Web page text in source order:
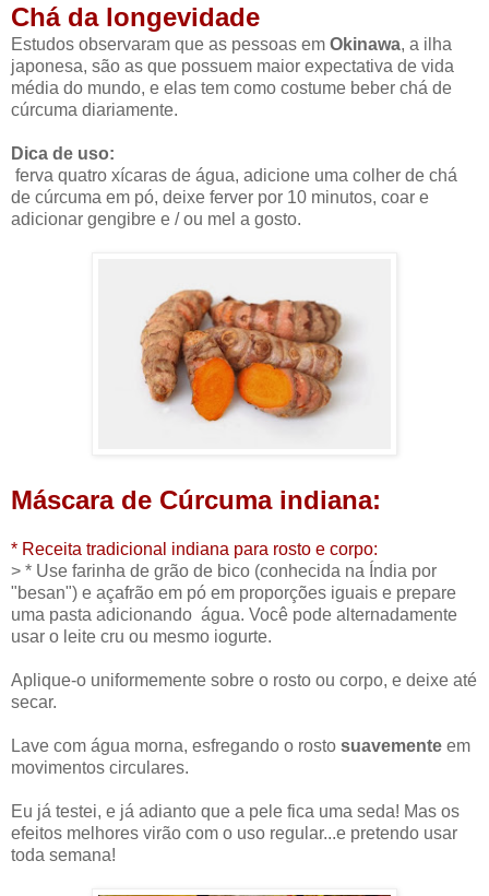
Chá da longevidade
Estudos observaram que as pessoas em Okinawa, a ilha
japonesa, são as que possuem maior expectativa de vida
média do mundo, e elas tem como costume beber chá de
cúrcuma diariamente.
Dica de uso:
ferva quatro xícaras de água, adicione uma colher de chá
de cúrcuma em pó, deixe ferver por 10 minutos, coar e
adicionar gengibre e / ou mel a gosto.
Máscara de Cúrcuma indiana:
* Receita tradicional indiana para rosto e corpo:
> * Use farinha de grão de bico (conhecida na Índia por
"besan") e açafrão em pó em proporções iguais e prepare
uma pasta adicionando água. Você pode alternadamente
usar o leite cru ou mesmo iogurte.
Aplique-o uniformemente sobre o rosto ou corpo, e deixe até
secar.
Lave com água morna, esfregando o rosto suavemente em
movimentos circulares.
Eu já testei, e já adianto que a pele fica uma seda! Mas os
efeitos melhores virão com o uso regular...e pretendo usar
toda semana!